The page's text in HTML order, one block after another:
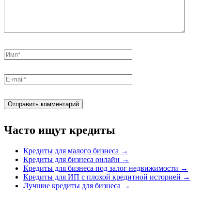
Часто ищут кредиты
Кредиты для малого бизнеса →
Кредиты для бизнеса онлайн →
Кредиты для бизнеса под залог недвижимости →
Кредиты для ИП с плохой кредитной историей →
Лучшие кредиты для бизнеса →